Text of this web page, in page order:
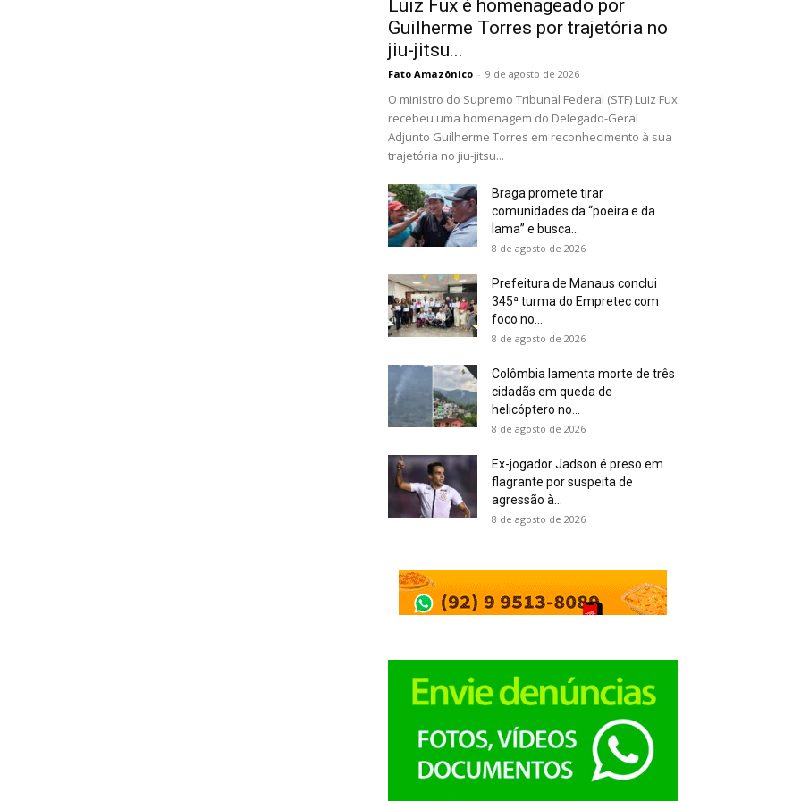
Luiz Fux é homenageado por
Guilherme Torres por trajetória no
jiu-jitsu...
Fato Amazônico - 9 de agosto de 2026
O ministro do Supremo Tribunal Federal (STF) Luiz Fux
recebeu uma homenagem do Delegado-Geral
Adjunto Guilherme Torres em reconhecimento à sua
trajetória no jiu-jitsu...
Braga promete tirar
comunidades da “poeira e da
lama” e busca...
8 de agosto de 2026
Prefeitura de Manaus conclui
345ª turma do Empretec com
foco no...
8 de agosto de 2026
Colômbia lamenta morte de três
cidadãs em queda de
helicóptero no...
8 de agosto de 2026
Ex-jogador Jadson é preso em
flagrante por suspeita de
agressão à...
8 de agosto de 2026